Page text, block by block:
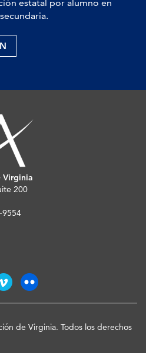
estatal por alumno en
Virginia
200
9554
de Virginia. Todos los derechos